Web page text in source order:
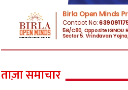
ताज़ा समाचार